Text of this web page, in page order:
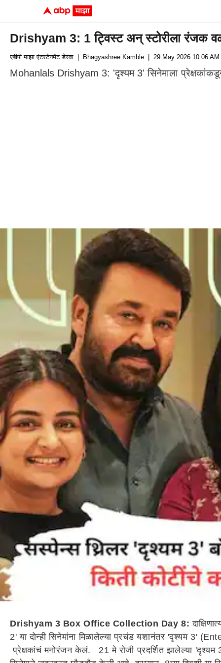
Drishyam 3: 1 ट्विस्ट अन् स्टोरीला रंजक
एबीपी माझा एंटरटेनमेंट डेस्क | Bhagyashree Kamble | 29 May 2026 10:06 AM
Mohanlals Drishyam 3: 'दृश्यम 3' सिनेमाला
Drishyam 3 Box Office Collection Day 8:
2' या दोन्ही सिनेमांना मिळालेल्या प्रचंड यशानंतर 'दृश्यम 3'
प्रेक्षकांचं मनोरंजन केलं. 21 मे रोजी प्रदर्शित झालेल्या